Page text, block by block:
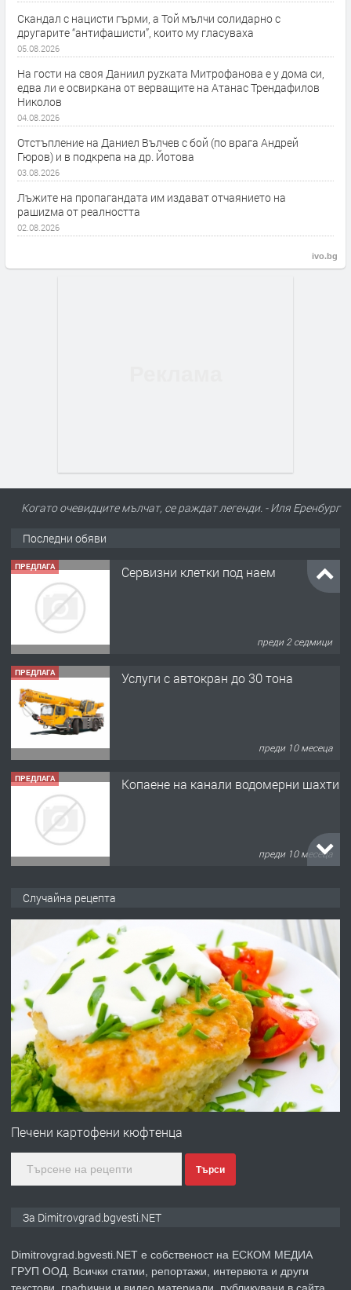
Скандал с нацисти гърми, а Той мълчи солидарно с
другарите “антифашисти”, които му гласуваха
05.08.2026
На гости на своя Даниил руzката Митрофанова е у дома си,
едва ли е освиркана от верващите на Атанас Трендафилов
Николов
04.08.2026
Отстъпление на Даниел Вълчев с бой (по врага Андрей
Гюров) и в подкрепа на др. Йотова
03.08.2026
Лъжите на пропагандата им издават отчаянието на
рашиzма от реалността
02.08.2026
ivo.bg
Когато очевидците мълчат, се раждат легенди. - Иля Еренбург
Последни обяви
ПРЕДЛАГА Сервизни клетки под наем
преди 2 седмици
ПРЕДЛАГА Услуги с автокран до 30 тона
преди 10 месеца
ПРЕДЛАГА Копаене на канали водомерни шахти
преди 10 месеца
преди 11 месеца
ПРЕДЛАГА
Отпушване на канали тоалетни
вертикални щрангове
преди 11 месеца
ПРЕДЛАГА Онлайн магазин за всички!
преди 2 месеца
Случайна рецепта
Печени картофени кюфтенца
Търси
За Dimitrovgrad.bgvesti.NET
Dimitrovgrad.bgvesti.NET е собственост на ЕСКОМ МЕДИА
ГРУП ООД. Всички статии, репортажи, интервюта и други